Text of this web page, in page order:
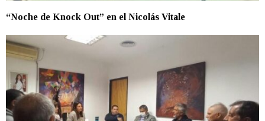
“Noche de Knock Out” en el Nicolás Vitale